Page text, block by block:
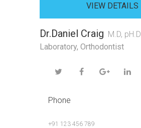
VIEW DETAILS
Dr.Daniel Craig M.D, pH.D
Laboratory, Orthodontist
Phone
+91 123 456 789